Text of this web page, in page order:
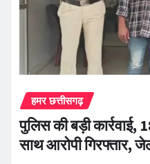
हमर छत्तीसगढ़
पुलिस की बड़ी कार्रवाई,
साथ आरोपी गिरफ्तार,